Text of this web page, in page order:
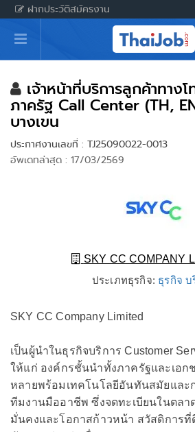
ฝากประวัติสมัครงาน
หน้าหลัก
ผู้สมัครงาน: เข้าสู่ระบบ
ฝากประวัติสมัครงาน
เกร็ดความรู้
เจ้าหน้าที่บริการลูกค้าทาง
ภาครัฐ Call Center (TH,
บางเขน
ประกาศงานเลขที่ : TJ25090022-0013
อัพเดทล่าสุด : 17/03/2569
SKY CC COMPANY
ประเภทธุรกิจ: ธุรกิจ บ
SKY CC Company Limited
เป็นผู้นำในธุรกิจบริการ Customer
ให้แก่ องค์กรชั้นนำทั้งภาครัฐและเอก
หลายพร้อมเทคโนโลยีอันทันสมัยและ
ทีมงานมืออาชีพ ซึ่งจดทะเบียนในตล
มั่นคงและโอกาสก้าวหน้า สวัสดิการที่